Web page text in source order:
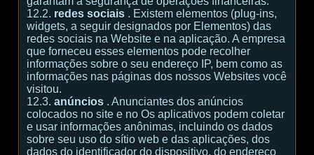
12.2. redes sociais . Existem elementos (plug-ins,
widgets, a seguir designados por Elementos) das
redes sociais na Website e na aplicação. A empresa
que forneceu esses elementos pode recolher
informações sobre o seu endereço IP, bem como as
informações nas páginas dos nossos Websites você
visitou.
12.3. anúncios . Anunciantes dos anúncios
colocados no site e no Os aplicativos podem coletar
e usar informações anônimas, incluindo os dados
sobre seu uso do sítio web e das aplicações, dos
dados do identificador do dispositivo, do endereço